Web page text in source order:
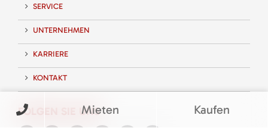
SERVICE
UNTERNEHMEN
KARRIERE
KONTAKT
FOLGEN SIE UNSMieten Kaufen